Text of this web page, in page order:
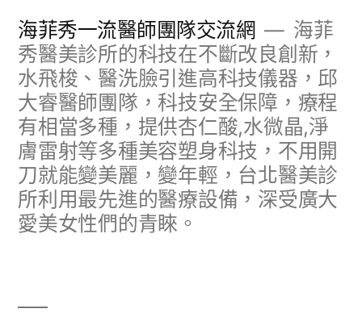
海菲秀一流醫師團隊交流網
海菲
秀醫美診所的科技在不斷改良創新，
水飛梭、醫洗臉引進高科技儀器，邱
大睿醫師團隊，科技安全保障，療程
有相當多種，提供杏仁酸,水微晶,淨
膚雷射等多種美容塑身科技，不用開
刀就能變美麗，變年輕，台北醫美診
所利用最先進的醫療設備，深受廣大
愛美女性們的青睞。